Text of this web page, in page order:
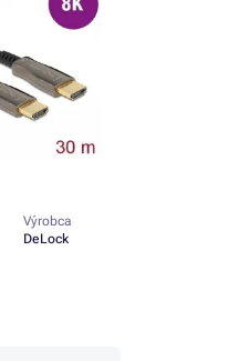
Výrobca
DeLock